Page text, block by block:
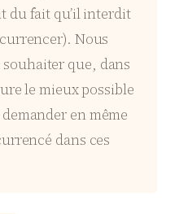
du fait qu’il interdit
Nous
que, dans
le mieux possible
en même
dans ces